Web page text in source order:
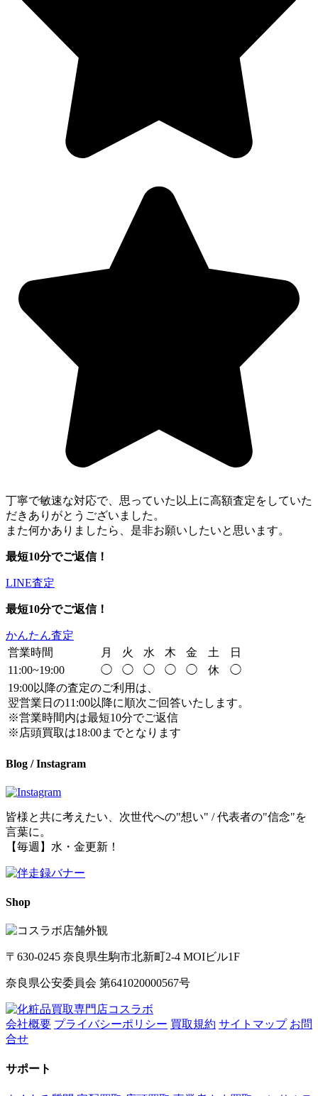
丁寧で敏速な対応で、思っていた以上に高額査定をしていた
だきありがとうございました。
また何かありましたら、是非お願いしたいと思います。
最短10分でご返信！
LINE査定
最短10分でご返信！
かんたん査定
営業時間
月 火 水 木 金 土
日
11:00~19:00
◯ ◯ ◯ ◯ ◯ 休
◯
19:00以降の査定のご利用は、
翌営業日の11:00以降に順次ご回答いたします。
※営業時間内は最短10分でご返信
※店頭買取は18:00までとなります
Blog / Instagram
皆様と共に考えたい、次世代への"想い" / 代表者の"信念"を
言葉に。
【毎週】水・金更新！
Shop
〒630-0245 奈良県生駒市北新町2-4 MOIビル1F
奈良県公安委員会 第641020000567号
会社概要 プライバシーポリシー 買取規約 サイトマップ お問
合せ
サポート